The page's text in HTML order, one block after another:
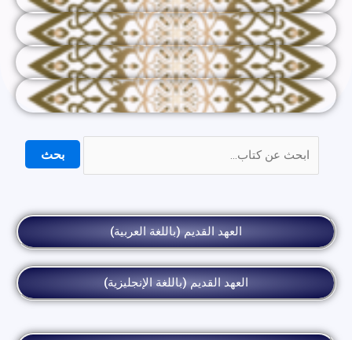
بحث
العهد القديم (باللغة العربية)
العهد القديم (باللغة الإنجليزية)